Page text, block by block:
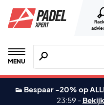
MENU
Zoeken naar
👟 Bespaar -20% op
23:59 -